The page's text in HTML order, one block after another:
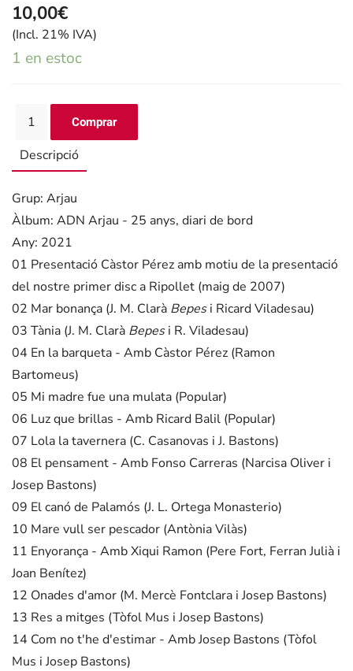
10,00€
(Incl. 21% IVA)
1 en estoc
Descripció
Grup: Arjau
Àlbum: ADN Arjau - 25 anys, diari de bord
Any: 2021
01 Presentació Càstor Pérez amb motiu de la presentació
del nostre primer disc a Ripollet (maig de 2007)
02 Mar bonança (J. M. Clarà Bepesi Ricard Viladesau)
03 Tània (J. M. Clarà Bepesi R. Viladesau)
04 En la barqueta - Amb Càstor Pérez (Ramon
Bartomeus)
05 Mi madre fue una mulata (Popular)
06 Luz que brillas - Amb Ricard Balil (Popular)
07 Lola la tavernera (C. Casanovas i J. Bastons)
08 El pensament - Amb Fonso Carreras (Narcisa Oliver i
Josep Bastons)
09 El canó de Palamós (J. L. Ortega Monasterio)
10 Mare vull ser pescador (Antònia Vilàs)
11 Enyorança - Amb Xiqui Ramon (Pere Fort, Ferran Julià i
Joan Benítez)
12 Onades d'amor (M. Mercè Fontclara i Josep Bastons)
13 Res a mitges (Tòfol Mus i Josep Bastons)
14 Com no t'he d'estimar - Amb Josep Bastons (Tòfol
Mus i Josep Bastons)